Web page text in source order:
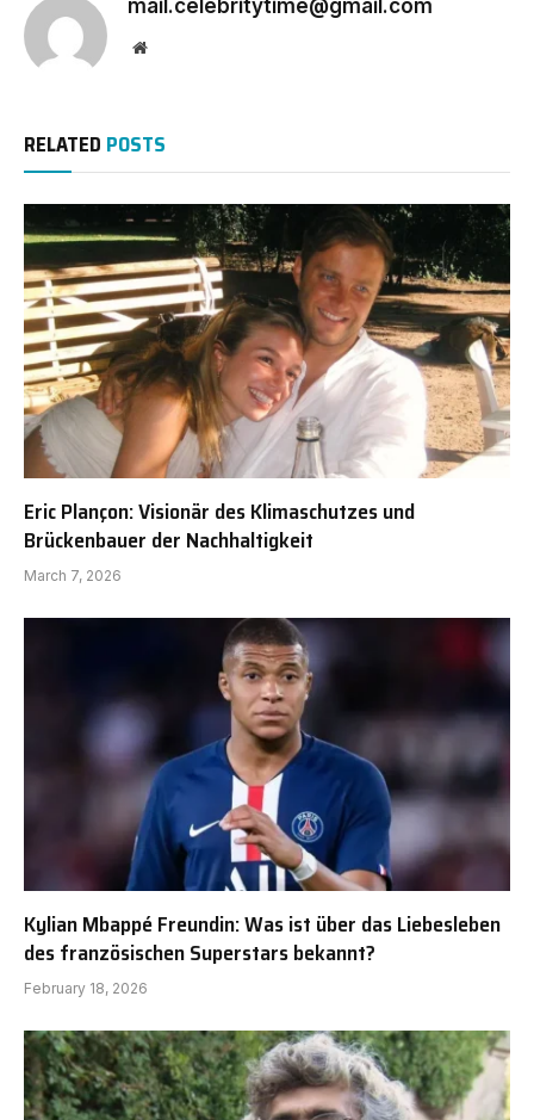
mail.celebritytime@gmail.com
Website
RELATED POSTS
Eric Plançon: Visionär des Klimaschutzes und
Brückenbauer der Nachhaltigkeit
March 7, 2026
Kylian Mbappé Freundin: Was ist über das Liebesleben
des französischen Superstars bekannt?
February 18, 2026